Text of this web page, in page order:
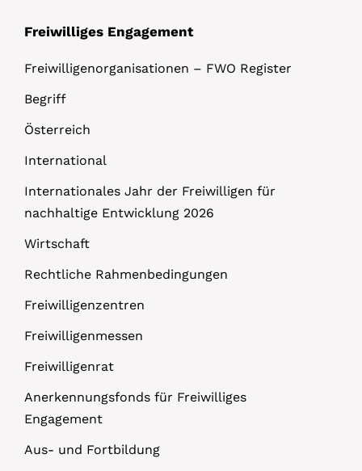
Freiwilliges Engagement
Freiwilligenorganisationen – FWO Register
Begriff
Österreich
International
Internationales Jahr der Freiwilligen für
nachhaltige Entwicklung 2026
Wirtschaft
Rechtliche Rahmenbedingungen
Freiwilligenzentren
Freiwilligenmessen
Freiwilligenrat
Anerkennungsfonds für Freiwilliges
Engagement
Aus- und Fortbildung